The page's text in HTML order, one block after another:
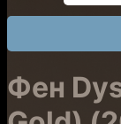
Фен